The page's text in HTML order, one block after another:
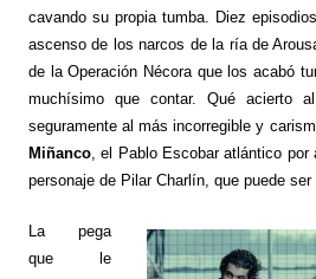
cavando su propia tumba. Diez
ascenso de los narcos de la ría de
de la Operación Nécora que los acabó
muchísimo que contar. Qué acierto
seguramente al más incorregible y
Miñanco, el Pablo Escobar atlántico por
personaje de Pilar Charlín, que puede ser
La pega
que le